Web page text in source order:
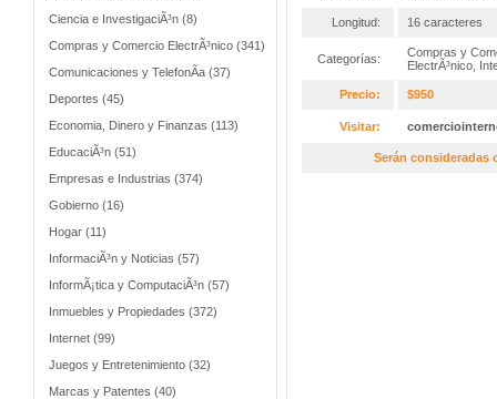
Ciencia e InvestigaciÃ³n (8)
Compras y Comercio ElectrÃ³nico (341)
Comunicaciones y TelefonÃ­a (37)
Deportes (45)
Economia, Dinero y Finanzas (113)
EducaciÃ³n (51)
Empresas e Industrias (374)
Gobierno (16)
Hogar (11)
InformaciÃ³n y Noticias (57)
InformÃ¡tica y ComputaciÃ³n (57)
Inmuebles y Propiedades (372)
Internet (99)
Juegos y Entretenimiento (32)
Marcas y Patentes (40)
Longitud: 16 caracteres
Categorías:
Compras y
ElectrÃ³nico
Precio: $950
Visitar:
Serán consideradas